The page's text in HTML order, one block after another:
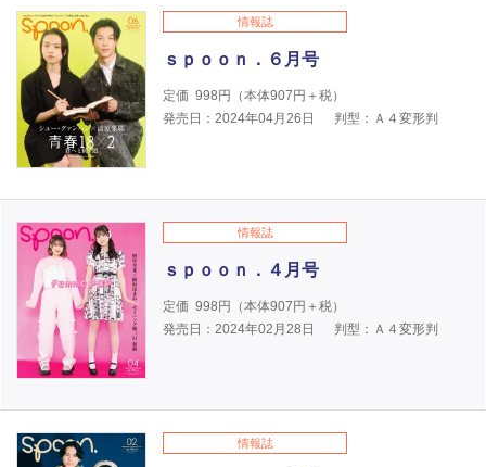
情報誌
ｓｐｏｏｎ．６月号
定価 998円（本体907円＋税）
発売日：2024年04月26日
判型：Ａ４変形判
情報誌
ｓｐｏｏｎ．４月号
定価 998円（本体907円＋税）
発売日：2024年02月28日
判型：Ａ４変形判
情報誌